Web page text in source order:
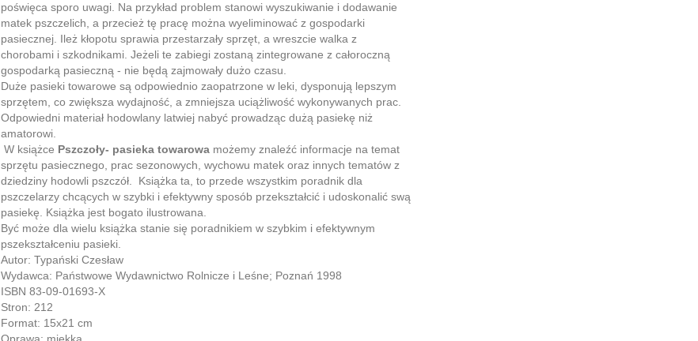
poświęca sporo uwagi. Na przykład problem stanowi wyszukiwanie i dodawanie
matek pszczelich, a przecież tę pracę można wyeliminować z gospodarki
pasiecznej. Ileż kłopotu sprawia przestarzały sprzęt, a wreszcie walka z
chorobami i szkodnikami. Jeżeli te zabiegi zostaną zintegrowane z całoroczną
gospodarką pasieczną - nie będą zajmowały dużo czasu.
Duże pasieki towarowe są odpowiednio zaopatrzone w leki, dysponują lepszym
sprzętem, co zwiększa wydajność, a zmniejsza uciążliwość wykonywanych prac.
Odpowiedni materiał hodowlany latwiej nabyć prowadząc dużą pasiekę niż
amatorowi.
W książce Pszczoły- pasieka towarowamożemy znaleźć informacje na temat
sprzętu pasiecznego, prac sezonowych, wychowu matek oraz innych tematów z
dziedziny hodowli pszczół. Książka ta, to przede wszystkim poradnik dla
pszczelarzy chcących w szybki i efektywny sposób przekształcić i udoskonalić swą
pasiekę. Książka jest bogato ilustrowana.
Być może dla wielu książka stanie się poradnikiem w szybkim i efektywnym
pszekształceniu pasieki.
Autor: Typański Czesław
Wydawca: Państwowe Wydawnictwo Rolnicze i Leśne; Poznań 1998
ISBN 83-09-01693-X
Stron: 212
Format: 15x21 cm